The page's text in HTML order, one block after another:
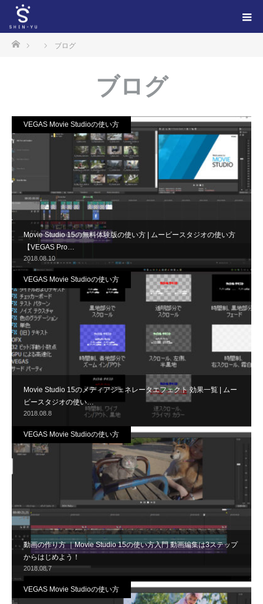
ホーム ブログ
ブログ
Movie Studio 15の無料体験版の使い方 | ムービースタジオの使い方
【VEGAS Pro…
2018.08.10
VEGAS Movie Studioの使い方
Movie Studio 15のメディアジェネレータエフェクト 効果一覧 | ムー
ビースタジオの使い…
2018.08.8
VEGAS Movie Studioの使い方
動画の作り方 ｜Movie Studio 15の使い方入門 動画編集は3ステップ
からはじめよう！
2018.08.7
VEGAS Movie Studioの使い方
VEGAS Movie Studioの使い方